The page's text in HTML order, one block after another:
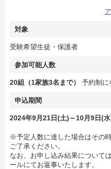
対象
受験希望生徒・保護者
参加可能人数
20組（1家族3名まで） 予約制に
申込期間
2024年9月21日(土)～10月9日(
※予定人数に達した場合はその
ご了承ください。
なお、お申し込み結果について
ールにてお返事いたします。